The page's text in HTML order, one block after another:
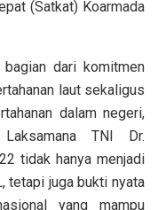
(Satkat) Koarmada
bagian dari komitmen
laut sekaligus
dalam negeri,
TNI Dr.
tidak hanya menjadi
tetapi juga bukti nyata
yang mampu